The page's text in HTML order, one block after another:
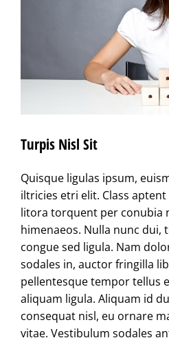
Turpis Nisl Sit
Quisque ligulas ipsum,
iltricies etri elit. Class
litora torquent per conubia
himenaeos. Nulla nunc dui,
congue sed ligula. Nam
sodales in, auctor fringilla
pellentesque tempor tellus
aliquam ligula. Aliquam id
consequat nisl, eu ornare
vitae. Vestibulum sodales